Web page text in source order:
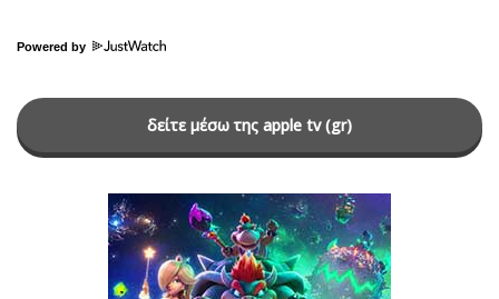
Powered by
δείτε μέσω της apple tv (gr)